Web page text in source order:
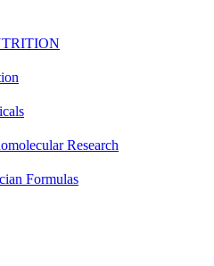
Research
Formulas